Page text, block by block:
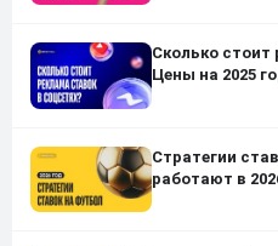
Сколько стоит
Цены на 2025
Стратегии
работают в